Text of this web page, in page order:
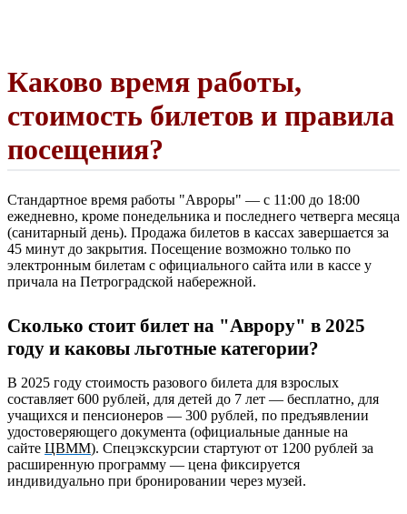
Каково время работы,
стоимость билетов и правила
посещения?
Стандартное время работы "Авроры" — с 11:00 до 18:00
ежедневно, кроме понедельника и последнего четверга месяца
(санитарный день). Продажа билетов в кассах завершается за
45 минут до закрытия. Посещение возможно только по
электронным билетам с официального сайта или в кассе у
причала на Петроградской набережной.
Сколько стоит билет на "Аврору" в 2025
году и каковы льготные категории?
В 2025 году стоимость разового билета для взрослых
составляет 600 рублей, для детей до 7 лет — бесплатно, для
учащихся и пенсионеров — 300 рублей, по предъявлении
удостоверяющего документа (официальные данные на
сайте ЦВММ). Спецэкскурсии стартуют от 1200 рублей за
расширенную программу — цена фиксируется
индивидуально при бронировании через музей.